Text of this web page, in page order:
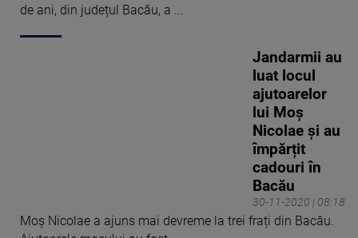
de ani, din județul Bacău, a ...
30-11-2020 | 08:18
Jandarmii au
luat locul
ajutoarelor
lui Moș
Nicolae și au
împărțit
cadouri în
Bacău
Moș Nicolae a ajuns mai devreme la trei frați din Bacău.